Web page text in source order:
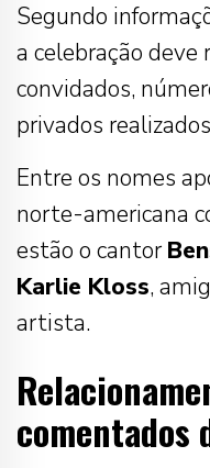
Segundo
a celebração
convidados,
privados
Entre os nomes
norte-americana
estão o cantor
Karlie Kloss,
artista.
comentados